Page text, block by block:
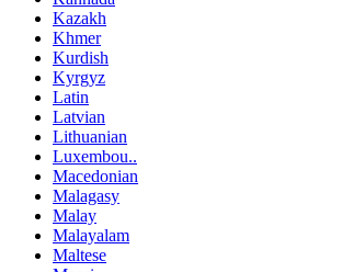
Kazakh
Khmer
Kurdish
Kyrgyz
Latin
Latvian
Lithuanian
Luxembou..
Macedonian
Malagasy
Malay
Malayalam
Maltese